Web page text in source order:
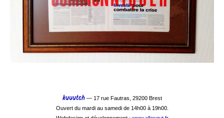
kuuutch— 17 rue Fautras, 29200 Brest
Ouvert du mardi au samedi de 14h00 à 19h00.